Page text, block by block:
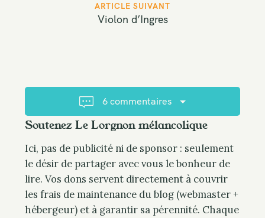
g
t
i
o
n
ARTICLE SUIVANT
Violon d’Ingres
6 commentaires
Soutenez Le Lorgnon mélancolique
Ici, pas de publicité ni de sponsor : seulement
le désir de partager avec vous le bonheur de
lire. Vos dons servent directement à couvrir
les frais de maintenance du blog (webmaster +
hébergeur) et à garantir sa pérennité. Chaque